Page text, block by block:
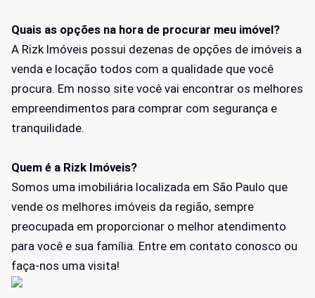
Quais as opções na hora de procurar meu imóvel?
A Rizk Imóveis possui dezenas de opções de imóveis a
venda e locação todos com a qualidade que você
procura. Em nosso site você vai encontrar os melhores
empreendimentos para comprar com segurança e
tranquilidade.
Quem é a Rizk Imóveis?
Somos uma imobiliária localizada em São Paulo que
vende os melhores imóveis da região, sempre
preocupada em proporcionar o melhor atendimento
para você e sua família. Entre em contato conosco ou
faça-nos uma visita!